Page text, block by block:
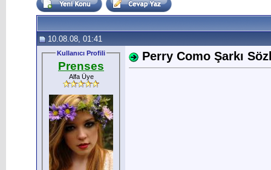
10.08.08, 01:41
Kullanıcı Profili
Prenses
Alfa Üye
Perry Como Şarkı